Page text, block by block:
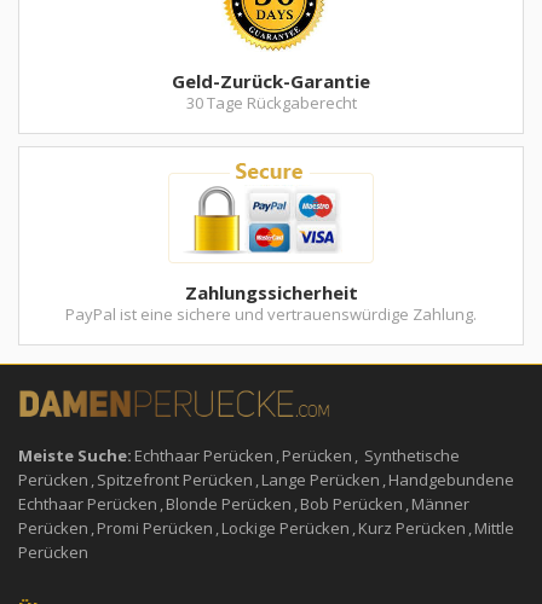
Geld-Zurück-Garantie
30 Tage Rückgaberecht
Zahlungssicherheit
PayPal ist eine sichere und vertrauenswürdige Zahlung.
Meiste Suche: Echthaar Perücken ,Perücken , Synthetische
Perücken ,Spitzefront Perücken ,Lange Perücken ,Handgebundene
Echthaar Perücken ,Blonde Perücken ,Bob Perücken ,Männer
Perücken ,Promi Perücken ,Lockige Perücken ,Kurz Perücken ,Mittle
Perücken